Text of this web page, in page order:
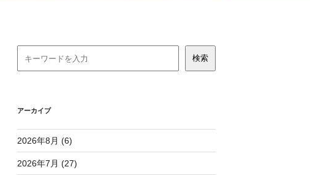
アーカイブ
2026年8月 (6)
2026年7月 (27)